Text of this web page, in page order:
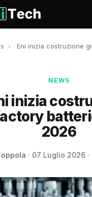
›
Eni inizia costruzione
NEWS
inizia
2026
· 07 Luglio 2026